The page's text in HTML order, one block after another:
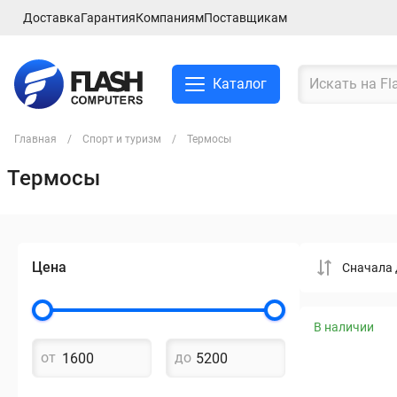
ДоставкаГарантияКомпаниямПоставщикам
Каталог
Главная Спорт и туризм Термосы
Смартфоны и планшеты
Компьютеры и
комплектующие
Сетевое оборудование
Термосы
Цена
от до
Cначала
В наличии